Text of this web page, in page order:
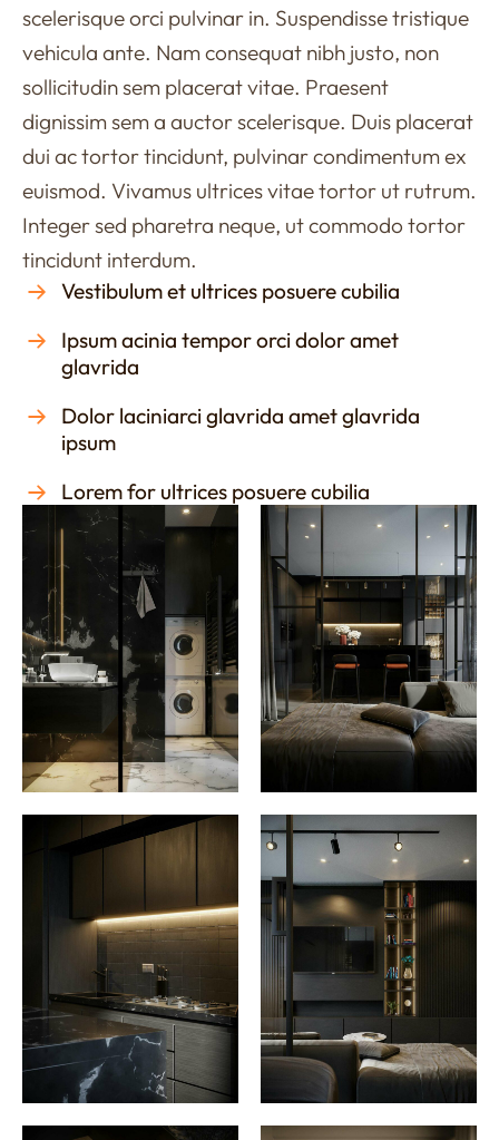
scelerisque orci pulvinar in. Suspendisse tristique
vehicula ante. Nam consequat nibh justo, non
sollicitudin sem placerat vitae. Praesent
dignissim sem a auctor scelerisque. Duis placerat
dui ac tortor tincidunt, pulvinar condimentum ex
euismod. Vivamus ultrices vitae tortor ut rutrum.
Integer sed pharetra neque, ut commodo tortor
tincidunt interdum.
Vestibulum et ultrices posuere cubilia
Ipsum acinia tempor orci dolor amet
glavrida
Dolor laciniarci glavrida amet glavrida
ipsum
Lorem for ultrices posuere cubilia